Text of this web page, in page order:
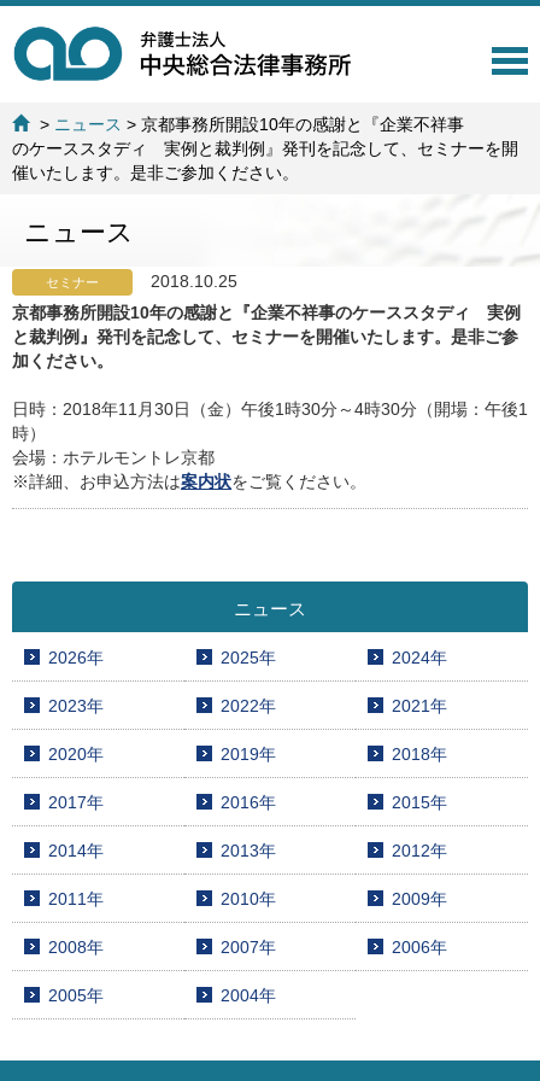
T
l
a
t
n
> ニュース >京都事務所開設10年の感謝と『企業不祥事
のケーススタディ 実例と裁判例』発刊を記念して、セミナーを開
催いたします。是非ご参加ください。
ニュース
セミナー
2018.10.25
京都事務所開設10年の感謝と『企業不祥事のケーススタディ 実例
と裁判例』発刊を記念して、セミナーを開催いたします。是非ご参
加ください。
日時：2018年11月30日（金）午後1時30分～4時30分（開場：午後1
時）
会場：ホテルモントレ京都
※詳細、お申込方法は案内状をご覧ください。
ニュース
2026年 2025年 2024年
2023年 2022年 2021年
2020年 2019年 2018年
2017年 2016年 2015年
2014年 2013年 2012年
2011年 2010年 2009年
2008年 2007年 2006年
2005年 2004年